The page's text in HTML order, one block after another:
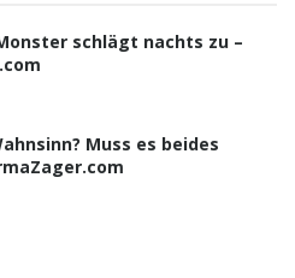
schlägt nachts zu –
Muss es beides